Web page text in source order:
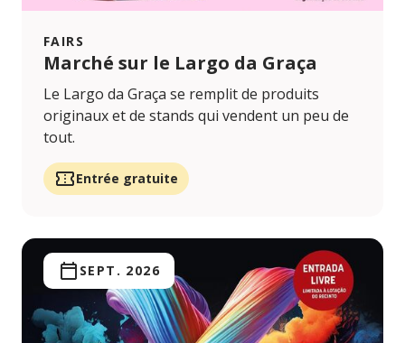
FAIRS
Marché sur le Largo da Graça
Le Largo da Graça se remplit de produits
originaux et de stands qui vendent un peu de
tout.
Entrée gratuite
SEPT. 2026